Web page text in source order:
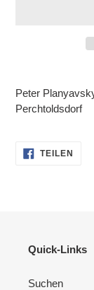
zum
Warenkorb
Peter
Perchtoldsdorf
TEILEN
Quick-Links
Suchen